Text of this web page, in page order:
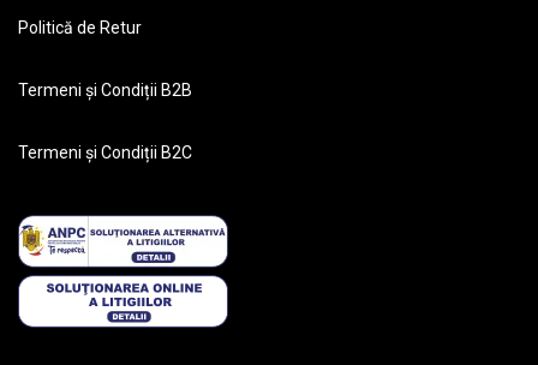
Politică de Retur
Termeni și Condiții B2B
Termeni și Condiții B2C